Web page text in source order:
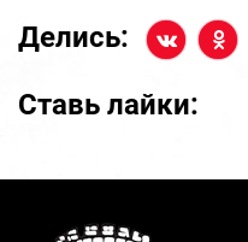
Делись:
Ставь лайки: